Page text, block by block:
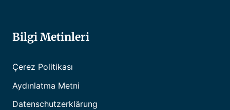
Bilgi Metinleri
Çerez Politikası
Aydınlatma Metni
Datenschutzerklärung